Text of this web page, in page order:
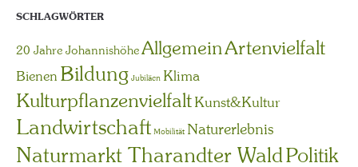
SCHLAGWÖRTER
20 Jahre JohannishöheAllgemeinArtenvielfalt
Bienen Bildung Jubiläen Klima
KulturpflanzenvielfaltKunst&Kultur
Landwirtschaft Mobilität Naturerlebnis
Naturmarkt Tharandter WaldPolitik